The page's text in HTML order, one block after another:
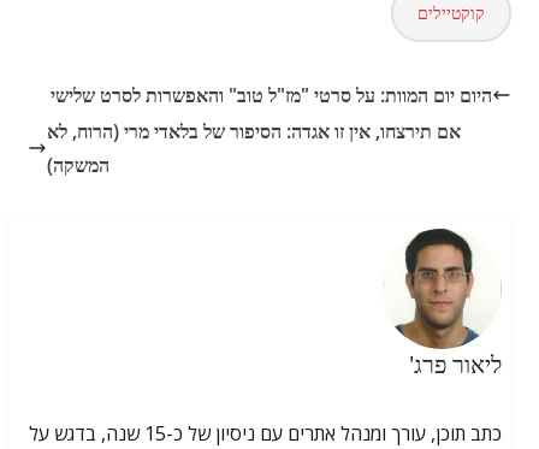
קוקטיילים
היום יום המוות: על סרטי "מז"ל טוב" והאפשרות לסרט שלישי
אם תירצחו, אין זו אגדה: הסיפור של בלאדי מרי (הרוח, לא
המשקה)
ליאור פרג'
כתב תוכן, עורך ומנהל אתרים עם ניסיון של כ-15 שנה, בדגש על